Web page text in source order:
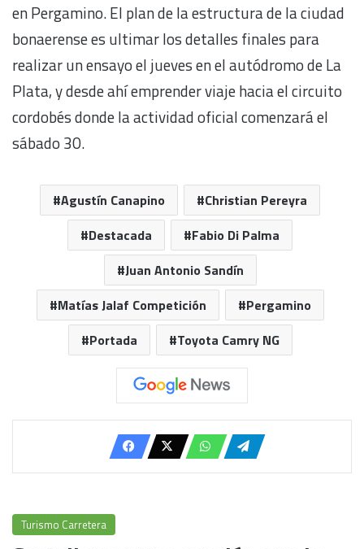
en Pergamino. El plan de la estructura de la ciudad
bonaerense es ultimar los detalles finales para
realizar un ensayo el jueves en el autódromo de La
Plata, y desde ahí emprender viaje hacia el circuito
cordobés donde la actividad oficial comenzará el
sábado 30.
Agustín Canapino
Christian Pereyra
Destacada
Fabio Di Palma
Juan Antonio Sandín
Matías Jalaf Competición
Pergamino
Portada
Toyota Camry NG